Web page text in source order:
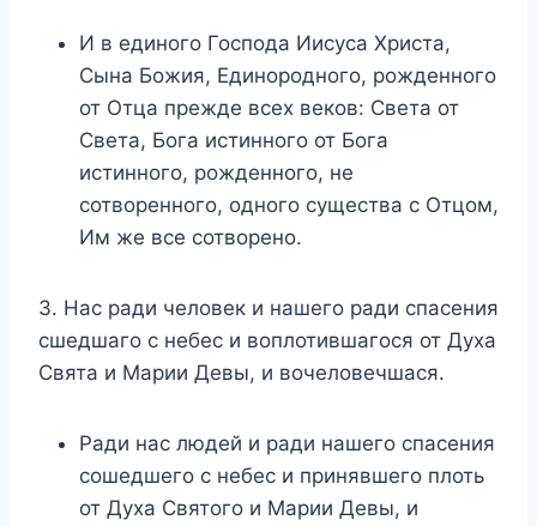
И в единого Господа Иисуса Христа,
Сына Божия, Единородного, рожденного
от Отца прежде всех веков: Света от
Света, Бога истинного от Бога
истинного, рожденного, не
сотворенного, одного существа с Отцом,
Им же все сотворено.
3. Нас ради человек и нашего ради спасения
сшедшаго с небес и воплотившагося от Духа
Свята и Марии Девы, и вочеловечшася.
Ради нас людей и ради нашего спасения
сошедшего с небес и принявшего плоть
от Духа Святого и Марии Девы, и